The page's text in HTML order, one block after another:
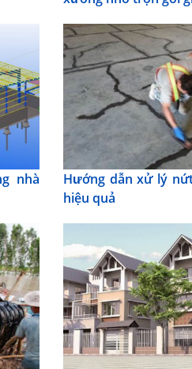
nhà
Hướng dẫn xử lý
hiệu quả